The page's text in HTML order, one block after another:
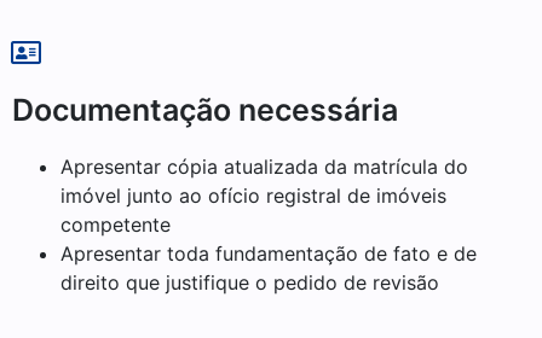
Documentação necessária
Apresentar cópia atualizada da matrícula do
imóvel junto ao ofício registral de imóveis
competente
Apresentar toda fundamentação de fato e de
direito que justifique o pedido de revisão